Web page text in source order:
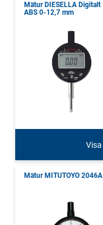
Mätur DIESELLA Digitalt
ABS 0-12,7 mm
Visa
Mätur MITUTOYO 2046A